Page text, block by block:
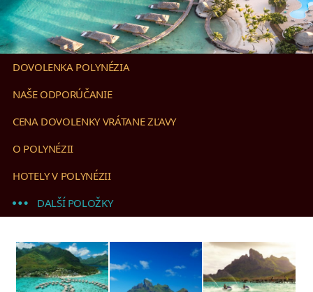
DOVOLENKA POLYNÉZIA
NAŠE ODPORÚČANIE
CENA DOVOLENKY VRÁTANE ZĽAVY
O POLYNÉZII
HOTELY V POLYNÉZII
DALŠÍ POLOŽKY